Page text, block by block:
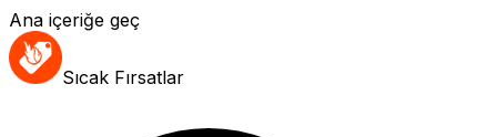
Ana içeriğe geç
Sıcak Fırsatlar